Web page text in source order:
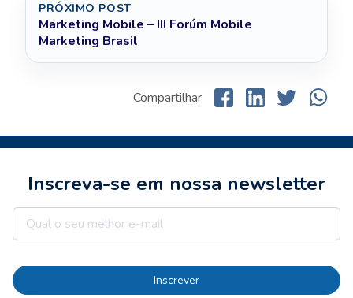
PRÓXIMO POST
Marketing Mobile – III Forúm Mobile
Marketing Brasil
Compartilhar
Inscreva-se em nossa newsletter
Inscrever